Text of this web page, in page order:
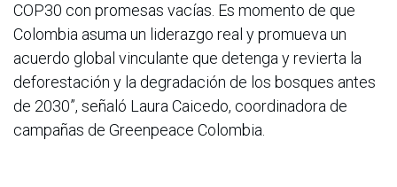
COP30 con promesas vacías. Es momento de que
Colombia asuma un liderazgo real y promueva un
acuerdo global vinculante que detenga y revierta la
deforestación y la degradación de los bosques antes
de 2030”, señaló Laura Caicedo, coordinadora de
campañas de Greenpeace Colombia.